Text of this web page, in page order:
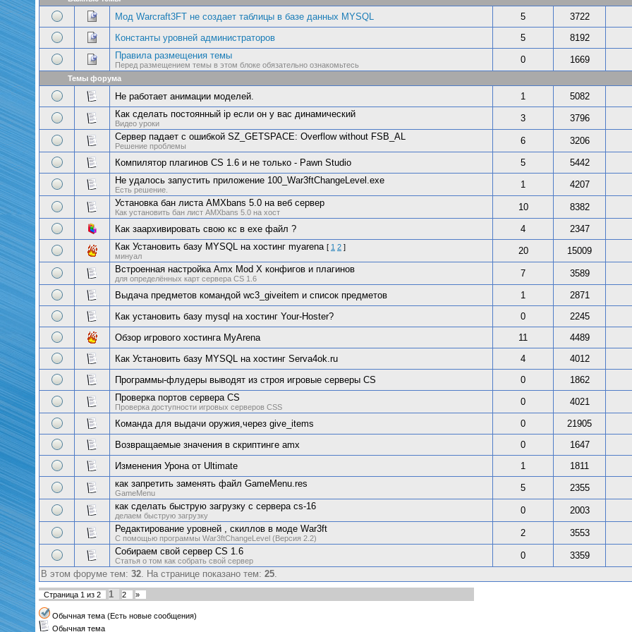
Мод Warcraft3FT не создает таблицы в базе данных MYSQL 5
3722
Константы уровней администраторов
5
8192
Правила размещения темы
Перед размещением темы в этом блоке обязательно ознакомьтесь 0 1669
Темы форума
Не работает анимации моделей. 1
5082
Как сделать постоянный ip если он у вас динамический
Видео уроки 3
3796
Сервер падает с ошибкой SZ_GETSPACE: Overflow without FSB_AL
Решение проблемы 6 3206
Компилятор плагинов CS 1.6 и не только - Pawn Studio 5
5442
Не удалось запустить приложение 100_War3ftChangeLevel.exe
Есть решение. 1
4207
Установка бан листа AMXbans 5.0 на веб сервер
Как установить бан лист AMXbans 5.0 на хост 10 8382
Как заархивировать свою кс в exe файл ? 4
2347
Как Установить базу MYSQL на хостинг myarena [ 1 2 ]
минуал
20
15009
Встроенная настройка Amx Mod X конфигов и плагинов
для определённых карт сервера CS 1.6 7 3589
Выдача предметов командой wc3_giveitem и список предметов 1
2871
Как установить базу mysql на хостинг Your-Hoster?
0
2245
Обзор игрового хостинга MyArena
11
4489
Как Установить базу MYSQL на хостинг Serva4ok.ru
4
4012
Программы-флудеры выводят из строя игровые серверы CS
0
1862
Проверка портов сервера CS
Проверка доступности игровых серверов CSS 0 4021
Команда для выдачи оружия,через give_items 0
21905
Возвращаемые значения в скриптинге amx
0
1647
Изменения Урона от Ultimate
1
1811
как запретить заменять файл GameMenu.res
GameMenu 5
2355
как сделать быструю загрузку с сервера cs-16
делаем быструю загрузку 0
2003
Редактирование уровней , скиллов в моде War3ft
С помощью программы War3ftChangeLevel (Версия 2.2) 2
3553
Собираем свой сервер CS 1.6
Статья о том как собрать свой сервер 0
3359
В этом форуме тем: 32. На странице показано тем: 25.
Страница 1 из 2 1 2 »
Обычная тема (Есть новые сообщения)
Обычная тема